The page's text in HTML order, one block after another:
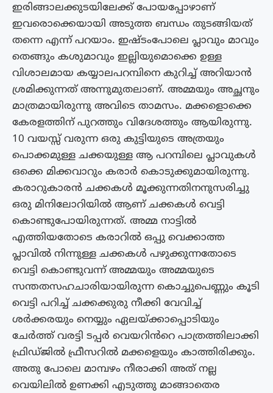
ഇരിങ്ങാലക്കുടയിലേക്ക് പോയപ്പോഴാണ്
ഇവരൊക്കെയായി അടുത്ത ബന്ധം തുടങ്ങിയത്
തന്നെ എന്ന് പറയാം. ഇഷ്ടംപോലെ പ്ലാവും മാവും
തെങ്ങും കശുമാവും ഇല്ലിയുമൊക്കെ ഉള്ള
വിശാലമായ കയ്യാലപറമ്പിനെ കുറിച്ച് അറിയാൻ
ശ്രമിക്കുന്നത് അന്നുമുതലാണ്. അമ്മയും അച്ഛനും
മാത്രമായിരുന്നു അവിടെ താമസം. മക്കളൊക്കെ
കേരളത്തിന് പുറത്തും വിദേശത്തും ആയിരുന്നു.
10 വയസ്സ് വരുന്ന ഒരു കുട്ടിയുടെ അത്രയും
പൊക്കമുള്ള ചക്കയുള്ള ആ പറമ്പിലെ പ്ലാവുകൾ
ഒക്കെ മിക്കവാറും കരാർ കൊടുക്കുമായിരുന്നു.
കരാറുകാരൻ ചക്കകൾ മൂക്കുന്നതിനനുസരിച്ചു
ഒരു മിനിലോറിയിൽ ആണ് ചക്കകൾ വെട്ടി
കൊണ്ടുപോയിരുന്നത്. അമ്മ നാട്ടിൽ
എത്തിയതോടെ കരാറിൽ ഒപ്പു വെക്കാത്ത
പ്ലാവിൽ നിന്നുള്ള ചക്കകൾ പഴുക്കുന്നതോടെ
വെട്ടി കൊണ്ടുവന്ന് അമ്മയും അമ്മയുടെ
സന്തതസഹചാരിയായിരുന്ന കൊച്ചുപെണ്ണും കൂടി
വെട്ടി പറിച്ച് ചക്കക്കുരു നീക്കി വേവിച്ച്
ശർക്കരയും നെയ്യും ഏലയ്ക്കാപ്പൊടിയും
ചേർത്ത് വരട്ടി ടപ്പർ വെയറിൻറെ പാത്രത്തിലാക്കി
ഫ്രിഡ്ജിൽ ഫ്രീസറിൽ മക്കളെയും കാത്തിരിക്കും.
അതു പോലെ മാമ്പഴം നീരാക്കി അത് നല്ല
വെയിലിൽ ഉണക്കി എടുത്തു മാങ്ങാതെര